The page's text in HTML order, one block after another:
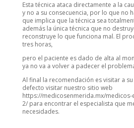
Esta técnica ataca directamente a la
y no a su consecuencia, por lo que no
que implica que la técnica sea
además la única técnica que no
reconstruye lo que funciona mal. El
tres horas,
pero el paciente es dado de alta al
ya no va a volver a padecer el
Al final la recomendación es visitar a
defecto visitar nuestro sitio web
https://medicosenmerida.mx/
2/ para encontrar el especialista que
necesidades.